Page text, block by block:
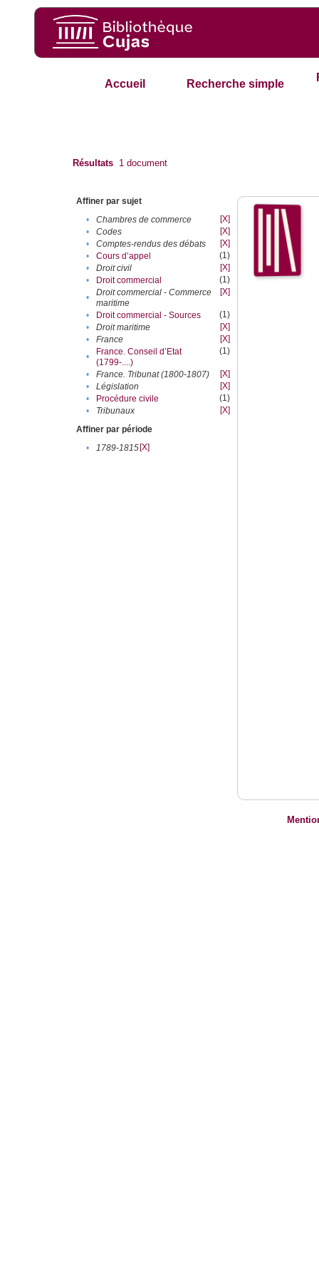
Accueil Recherche simple
Résultats 1 document
Affiner par sujet
•
Chambres de commerce
[X]
•
Codes
[X]
•
Comptes-rendus des débats
[X]
•
Cours d’appel
(1)
•
Droit civil
[X]
•
Droit commercial
(1)
•
Droit commercial - Commerce
maritime
[X]
• Droit commercial - Sources
(1)
•
Droit maritime
[X]
•
France
[X]
•
France. Conseil d’Etat
(1799-....)
(1)
• France. Tribunat (1800-1807)
[X]
•
Législation
[X]
•
Procédure civile
(1)
•
Tribunaux
[X]
Affiner par période
•
1789-1815[X]